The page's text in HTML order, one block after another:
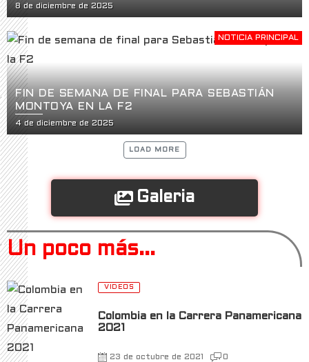
8 de diciembre de 2025
NOTICIA PRINCIPAL
FIN DE SEMANA DE FINAL PARA SEBASTIÁN
MONTOYA EN LA F2
4 de diciembre de 2025
LOAD MORE
Galeria
Un poco más...
VIDEOS
Colombia en la Carrera Panamericana
2021
23 de octubre de 2021 0